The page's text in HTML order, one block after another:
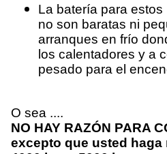
La batería para
no son baratas ni
arranques en frío
los calentadores y a
pesado para el
O sea ....
NO HAY RAZÓN PARA
excepto que usted